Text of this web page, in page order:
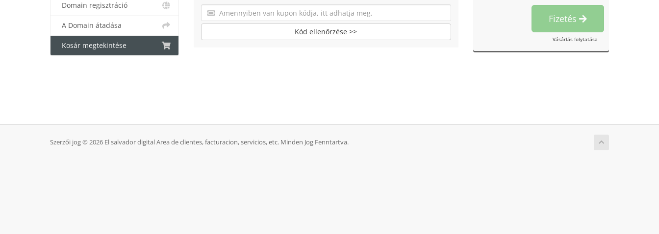
Domain regisztráció
A Domain átadása
Kosár megtekintése
Kód ellenőrzése >>
Fizetés
Vásárlás folytatása
Szerzői jog © 2026 El salvador digital Area de clientes, facturacion, servicios, etc. Minden Jog Fenntartva.